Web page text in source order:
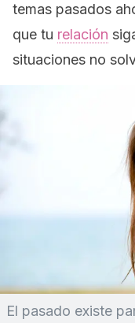
temas pasados
que tu relación
situaciones no
El pasado existe